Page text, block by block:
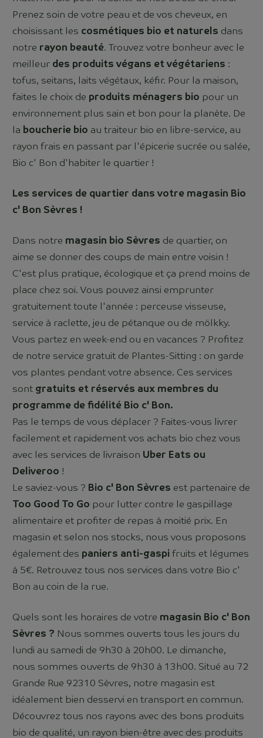
Prenez soin de votre peau et de vos cheveux, en
choisissant les cosmétiques bio et naturels dans
notre rayon beauté. Trouvez votre bonheur avec le
meilleur des produits végans et végétariens :
tofus, seitans, laits végétaux, kéfir. Pour la maison,
faites le choix de produits ménagers bio pour un
environnement plus sain et bon pour la planète. De
la boucherie bio au traiteur bio en libre-service, au
rayon frais en passant par l'épicerie sucrée ou salée,
Bio c' Bon d'habiter le quartier !
Les services de quartier dans votre magasin Bio
c' Bon Sèvres !
Dans notre magasin bio Sèvres de quartier, on
aime se donner des coups de main entre voisin !
C'est plus pratique, écologique et ça prend moins de
place chez soi. Vous pouvez ainsi emprunter
gratuitement toute l'année : perceuse visseuse,
service à raclette, jeu de pétanque ou de mölkky.
Vous partez en week-end ou en vacances ? Profitez
de notre service gratuit de Plantes-Sitting : on garde
vos plantes pendant votre absence. Ces services
sont gratuits et réservés aux membres du
programme de fidélité Bio c' Bon.
Pas le temps de vous déplacer ? Faites-vous livrer
facilement et rapidement vos achats bio chez vous
avec les services de livraison Uber Eats ou
Deliveroo !
Le saviez-vous ? Bio c' Bon Sèvres est partenaire de
Too Good To Go pour lutter contre le gaspillage
alimentaire et profiter de repas à moitié prix. En
magasin et selon nos stocks, nous vous proposons
également des paniers anti-gaspi fruits et légumes
à 5€. Retrouvez tous nos services dans votre Bio c'
Bon au coin de la rue.
Quels sont les horaires de votre magasin Bio c' Bon
Sèvres ? Nous sommes ouverts tous les jours du
lundi au samedi de 9h30 à 20h00. Le dimanche,
nous sommes ouverts de 9h30 à 13h00. Situé au 72
Grande Rue 92310 Sèvres, notre magasin est
idéalement bien desservi en transport en commun.
Découvrez tous nos rayons avec des bons produits
bio de qualité, un rayon bien-être avec des produits